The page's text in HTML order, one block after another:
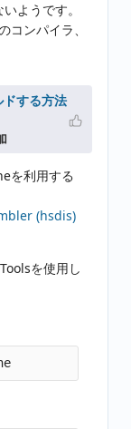
ようです。
ンパイラ、
する方法
を利用する
(hsdis)
を使用し